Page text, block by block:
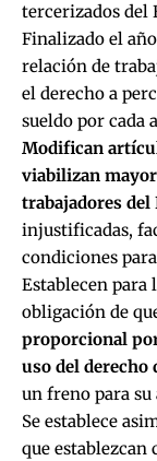
tercerizados del
Finalizado el
relación de
el derecho a
sueldo por cada
Modifican
viabilizan
trabajadores del
injustificadas,
condiciones
Establecen para
obligación de
proporcional
uso del derecho
un freno para
Se establece
que establezcan